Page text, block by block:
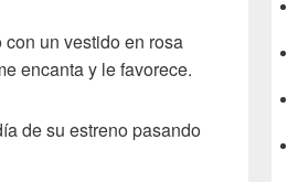
un vestido en rosa
encanta y le favorece.
de su estreno pasando